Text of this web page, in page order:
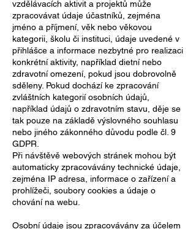
vzdělávacích aktivit a projektů může
zpracovávat údaje účastníků, zejména
jméno a příjmení, věk nebo věkovou
kategorii, školu či instituci, údaje uvedené v
přihlášce a informace nezbytné pro realizaci
konkrétní aktivity, například dietní nebo
zdravotní omezení, pokud jsou dobrovolně
sděleny. Pokud dochází ke zpracování
zvláštních kategorií osobních údajů,
například údajů o zdravotním stavu, děje se
tak pouze na základě výslovného souhlasu
nebo jiného zákonného důvodu podle čl. 9
GDPR.
Při návštěvě webových stránek mohou být
automaticky zpracovávány technické údaje,
zejména IP adresa, informace o zařízení a
prohlížeči, soubory cookies a údaje o
chování na webu.
Osobní údaje jsou zpracovávány za účelem